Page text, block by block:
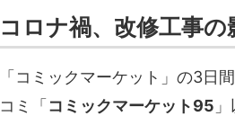
コロナ禍、改修工事
「コミックマーケット」の3日
コミ「コミックマーケット95